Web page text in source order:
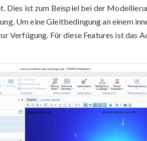
Dies ist zum Beispiel bei der
Um eine Gleitbedingung an einem
Verfügung. Für diese Features ist das